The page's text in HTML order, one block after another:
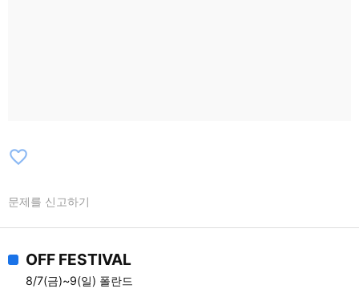
favorite_border
문제를 신고하기
OFF FESTIVAL
8/7(금)~9(일) 폴란드